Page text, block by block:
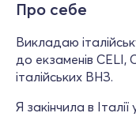
Про себе
Викладаю
до екзаменів CELI,
італійських ВНЗ.
Я закінчила в